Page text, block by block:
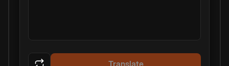
Translate